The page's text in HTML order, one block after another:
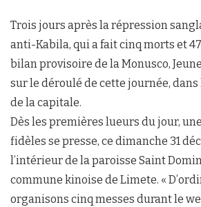
Trois jours après la répression
anti-Kabila, qui a fait cinq morts et
bilan provisoire de la Monusco,
sur le déroulé de cette journée, dans
de la capitale.
Dès les premières lueurs du jour,
fidèles se presse, ce dimanche 31
l’intérieur de la paroisse Saint
commune kinoise de Limete. «
organisons cinq messes durant le